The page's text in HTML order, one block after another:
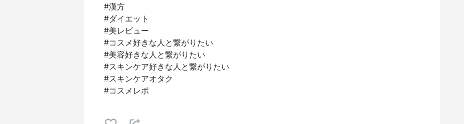
#漢方
#ダイエット
#美レビュー
#コスメ好きな人と繋がりたい
#美容好きな人と繋がりたい
#スキンケア好きな人と繋がりたい
#スキンケアオタク
#コスメレポ